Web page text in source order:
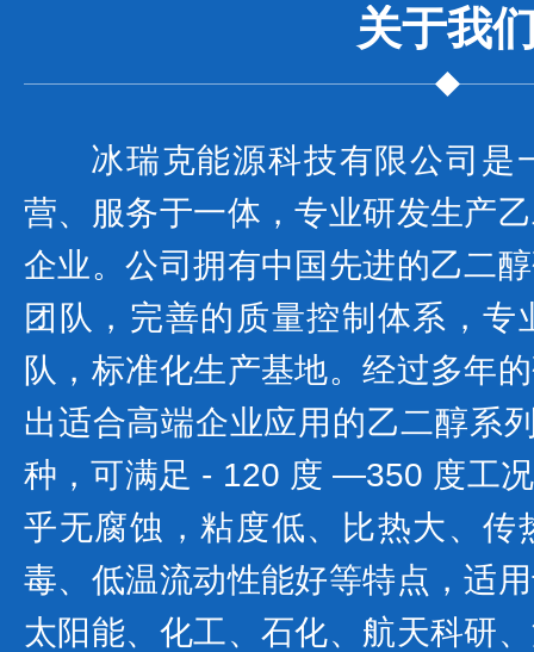
关于我
冰瑞克能源科技有限公司是
营、服务于一体，专业研发生产
企业。公司拥有中国先进的乙二
团队，完善的质量控制体系，
队，标准化生产基地。经过多年
出适合高端企业应用的乙二醇系
种，可满足 - 120 度 —350 度工
乎无腐蚀，粘度低、比热大、传
毒、低温流动性能好等特点，适
太阳能、化工、石化、航天科研